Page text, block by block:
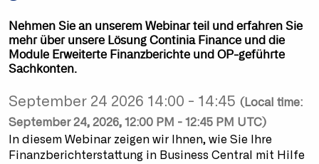
Nehmen Sie an unserem Webinar teil und erfahren Sie
mehr über unsere Lösung Continia Finance und die
Module Erweiterte Finanzberichte und OP-geführte
Sachkonten.
September 24 2026 14:00 - 14:45 (Local time:
September 24, 2026, 12:00 PM - 12:45 PM UTC)
In diesem Webinar zeigen wir Ihnen, wie Sie Ihre
Finanzberichterstattung in Business Central mit Hilfe